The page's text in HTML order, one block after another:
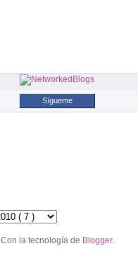
Sígueme
Con la tecnología de Blogger.